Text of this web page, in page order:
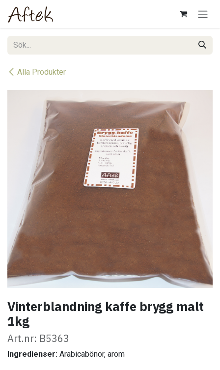
Hoppa till innehåll
Alla Produkter
Vinterblandning kaffe brygg malt
1kg
Art.nr: B5363
Ingredienser: Arabicabönor, arom